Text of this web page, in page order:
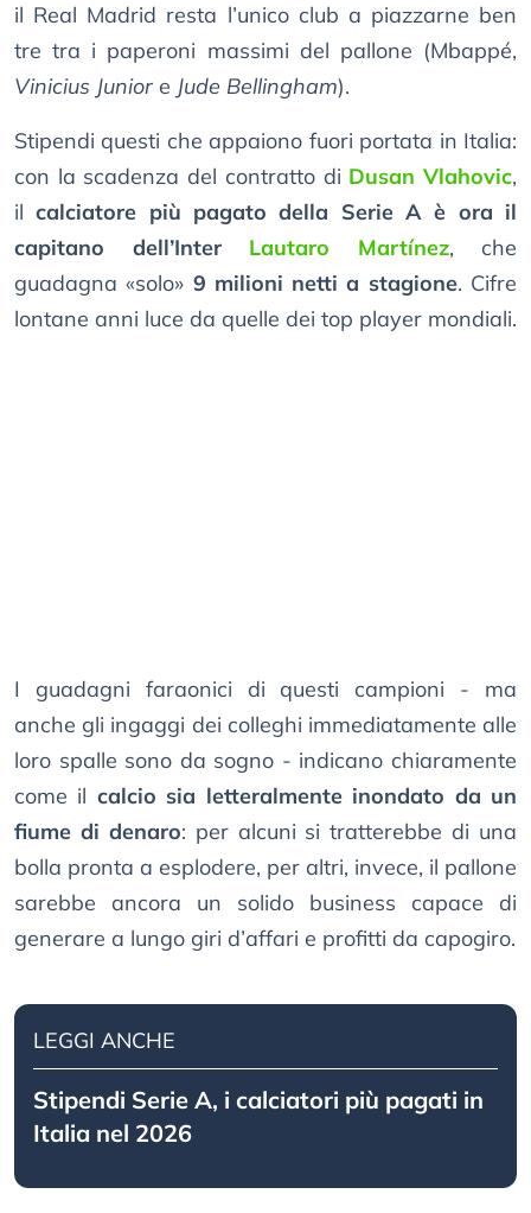
il Real Madrid resta l’unico club a piazzarne ben
tre tra i paperoni massimi del pallone (Mbappé,
Vinicius Junior e Jude Bellingham).
Stipendi questi che appaiono fuori portata in Italia:
con la scadenza del contratto di Dusan Vlahovic,
ilcalciatore più pagato della Serie A è ora il
capitano dell’Inter Lautaro Martínez, che
guadagna «solo» 9 milioni netti a stagione. Cifre
lontane anni luce da quelle dei top player mondiali.
I guadagni faraonici di questi campioni - ma
anche gli ingaggi dei colleghi immediatamente alle
loro spalle sono da sogno - indicano chiaramente
come il calcio sia letteralmente inondato da un
fiume di denaro: per alcuni si tratterebbe di una
bolla pronta a esplodere, per altri, invece, il pallone
sarebbe ancora un solido business capace di
generare a lungo giri d’affari e profitti da capogiro.
LEGGI ANCHE
Stipendi Serie A, i calciatori più pagati in
Italia nel 2026